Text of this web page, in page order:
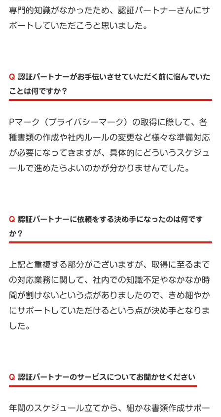
専門的知識がなかったため、認証パートナーさんにサ
ポートしていただこうと思いました。
Q 認証パートナーがお手伝いさせていただく前に悩んでいた
ことは何ですか？
Pマーク（プライバシーマーク）の取得に際して、各
種書類の作成や社内ルールの変更など様々な準備対応
が必要になってきますが、具体的にどういうスケジュ
ールで進めたらよいのかが分かりませんでした。
Q 認証パートナーに依頼をする決め手になったのは何です
か？
上記と重複する部分がございますが、取得に至るまで
の対応業務に関して、社内での知識不足やなかなか時
間が割けないという点がありましたので、きめ細やか
にサポートしていただけるという点が決め手となりま
した。
Q 認証パートナーのサービスについてお聞かせください
年間のスケジュール立てから、細かな書類作成サポー